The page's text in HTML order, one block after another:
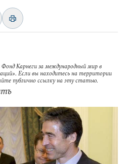
Карнеги за международный мир в
Если вы находитесь на территории
публично ссылку на эту статью.